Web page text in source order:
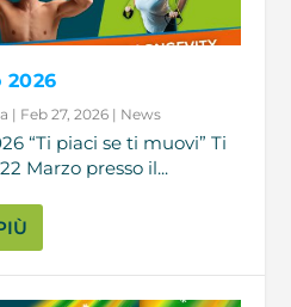
2026
| Feb 27, 2026 | News
“Ti piaci se ti muovi” Ti
Marzo presso il...